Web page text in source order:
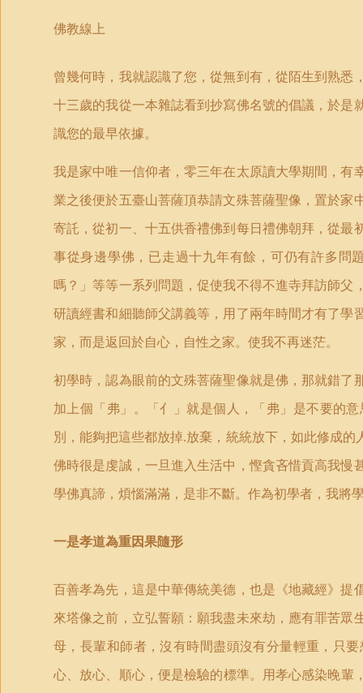
佛教線上
曾幾何時，我就認識了您，從無到有，從陌生到熟
十三歲的我從一本雜誌看到抄寫佛名號的倡議，於
識您的最早依據。
我是家中唯一信仰者，零三年在太原讀大學期間，
業之後便於五臺山菩薩頂恭請文殊菩薩聖像，置於
寄託，從初一、十五供香禮佛到每日禮佛朝拜，從
事從身邊學佛，已走過十九年有餘，可仍有許多問
嗎？」等等一系列問題，促使我不得不進寺拜訪師
研讀經書和細聽師父講義等，用了兩年時間才有了學
家，而是返回於自心，自性之家。使我不再迷茫。
初學時，認為眼前的文殊菩薩聖像就是佛，那就錯了
加上個 「弗」。 「亻」就是個人， 「弗」是不要的
別，能夠把這些都放掉.放棄，統統放下，如此修成的
佛時很是虔誠，一旦進入生活中，慳貪吝惜貢高我
學佛真諦，煩惱滿滿，是非不斷。作為初學者，我將
一是孝道為重因果隨形
百善孝為先，這是中華傳統美德，也是《地藏經》提
來塔像之前，立弘誓願：願我盡未來劫，應有罪苦
母，長輩和師者，沒有時間盡頭沒有分量輕重，只
心、 放心、 順心，便是檢驗的標準。用孝心感染晚